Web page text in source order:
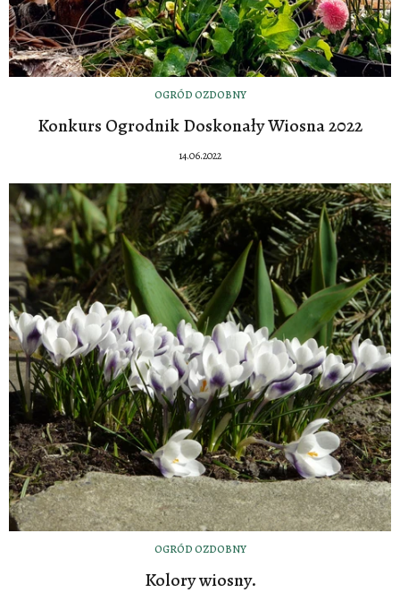
OGRÓD OZDOBNY
Konkurs Ogrodnik Doskonały Wiosna 2022
14.06.2022
OGRÓD OZDOBNY
Kolory wiosny.